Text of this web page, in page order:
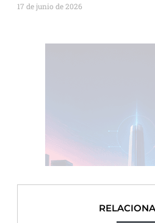
17 de junio de 2026